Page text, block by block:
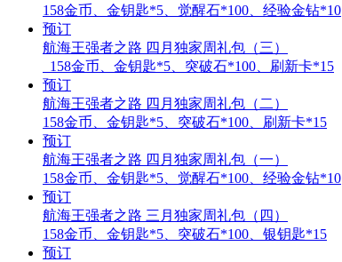
158金币、金钥匙*5、觉醒石*100、经验金钻*10
预订
航海王强者之路 四月独家周礼包（三）
158金币、金钥匙*5、突破石*100、刷新卡*15
预订
航海王强者之路 四月独家周礼包（二）
158金币、金钥匙*5、突破石*100、刷新卡*15
预订
航海王强者之路 四月独家周礼包（一）
158金币、金钥匙*5、觉醒石*100、经验金钻*10
预订
航海王强者之路 三月独家周礼包（四）
158金币、金钥匙*5、突破石*100、银钥匙*15
预订